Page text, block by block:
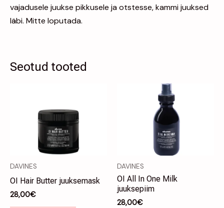
vajadusele juukse pikkusele ja otstesse, kammi juuksed
läbi. Mitte loputada.
Seotud tooted
DAVINES
OI Hair Butter juuksemask
28,00€
DAVINES
OI All In One Milk
juuksepiim
28,00€